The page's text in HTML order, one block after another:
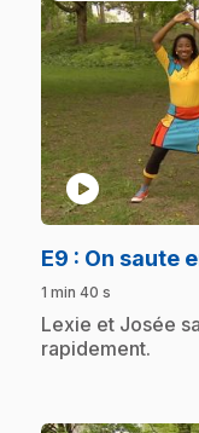
play_circle
E9 : On saute
1 min 40 s
.Lexie et Josée
rapidement.